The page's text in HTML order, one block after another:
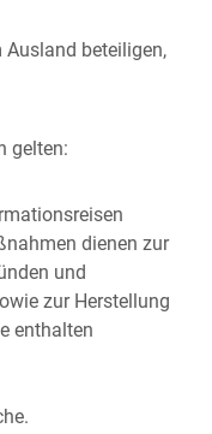
beteiligen,
gelten:
dienen zur
und
zur Herstellung
enthalten